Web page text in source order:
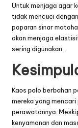
Untuk menjaga agar
tidak mencuci
paparan sinar
akan menjaga
sering digunakan.
Kaos polo berbahan
mereka yang
perawatannya.
kenyamanan dan